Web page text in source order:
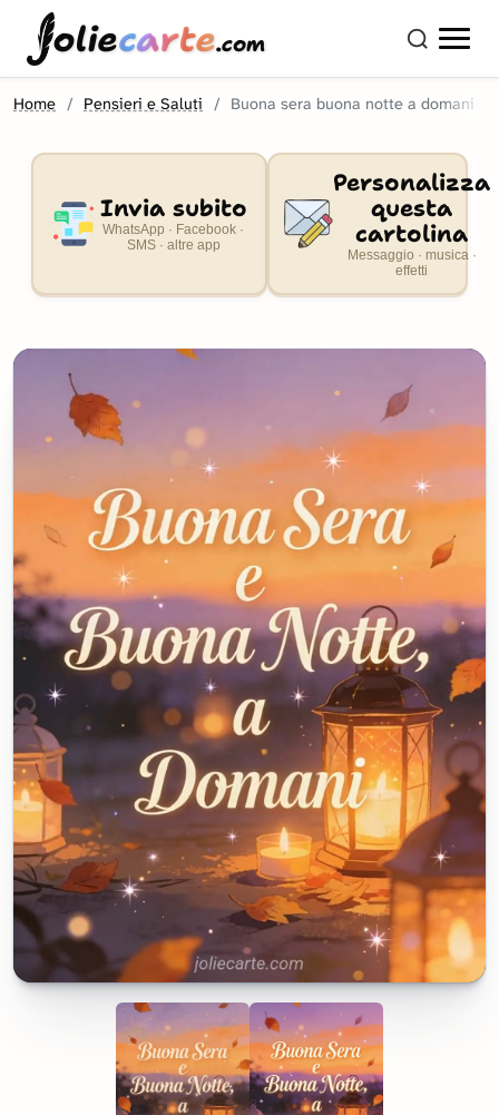
oliecarte.com
Home Pensieri e Saluti Buona sera buona notte a domani
Invia subito
WhatsApp · Facebook ·
SMS · altre app
Personalizza
questa
cartolina
Messaggio · musica ·
effetti